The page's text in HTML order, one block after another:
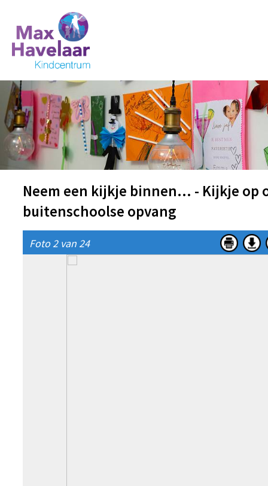
Neem een kijkje binnen... - Kijkje op
buitenschoolse opvang
Foto 2 van 24